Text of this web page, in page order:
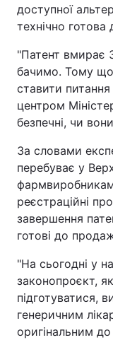
доступної
технічно
"Патент вмирає
бачимо. Тому
ставити
центром
безпечні, чи
За словами
перебуває у
реєстраційні
завершення
готові до
"На сьогодні у
законопроєкт,
підготуватися,
генеричним
оригінальним